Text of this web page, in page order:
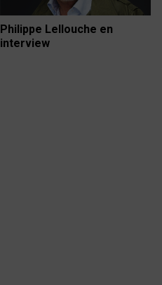
Philippe Lellouche en
interview